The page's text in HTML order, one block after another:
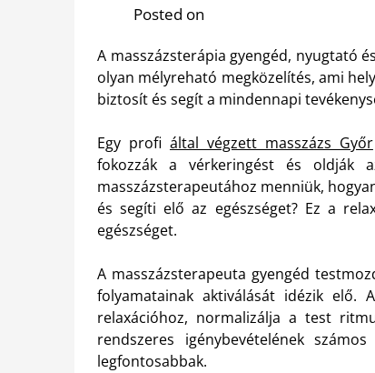
Posted on
A masszázsterápia gyengéd, nyugtató
olyan mélyreható megközelítés, ami
biztosít és segít a mindennapi
Egy profi által végzett masszázs Győr
fokozzák a vérkeringést és oldják
masszázsterapeutához menniük,
és segíti elő az egészséget? Ez a
egészséget.
A masszázsterapeuta gyengéd
folyamatainak aktiválását idézik elő.
relaxációhoz, normalizálja a test
rendszeres igénybevételének
legfontosabbak.